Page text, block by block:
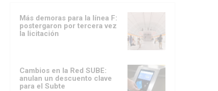
Más demoras para la línea F:
postergaron por tercera vez
la licitación
Cambios en la Red SUBE:
anulan un descuento clave
para el Subte